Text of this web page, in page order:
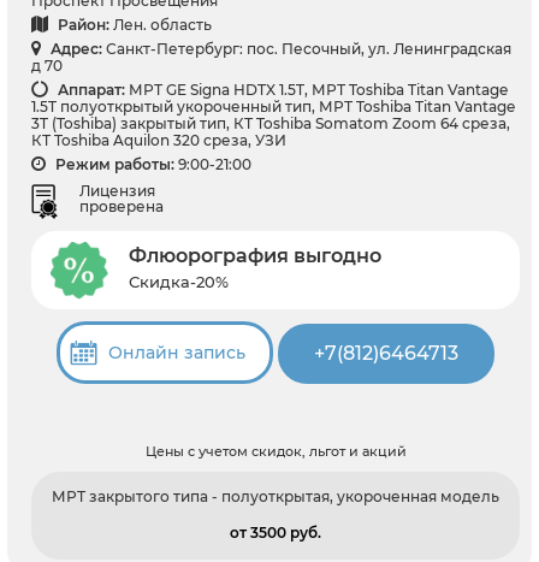
Район: Лен. область
Адрес: Санкт-Петербург: пос. Песочный, ул. Ленинградская
д 70
Аппарат: МРТ GE Signa HDTX 1.5T, МРТ Toshiba Titan Vantage
1.5T полуоткрытый укороченный тип, МРТ Toshiba Titan Vantage
3T (Toshiba) закрытый тип, КТ Toshiba Somatom Zoom 64 среза,
КТ Toshiba Aquilon 320 среза, УЗИ
Режим работы: 9:00-21:00
Лицензия
проверена
Флюорография выгодно
Скидка-20%
Онлайн запись +7(812)6464713
Цены с учетом скидок, льгот и акций
МРТ закрытого типа - полуоткрытая, укороченная модель
от 3500 pуб.